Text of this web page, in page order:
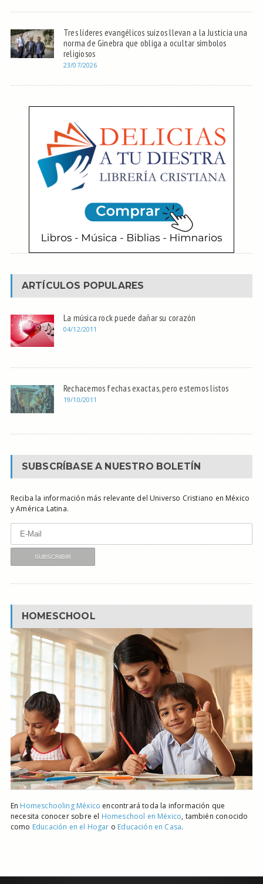
Tres líderes evangélicos suizos llevan a la Justicia una
norma de Ginebra que obliga a ocultar símbolos
religiosos
23/07/2026
ARTÍCULOS POPULARES
La música rock puede dañar su corazón
04/12/2011
Rechacemos fechas exactas, pero estemos listos
19/10/2011
SUBSCRÍBASE A NUESTRO BOLETÍN
Reciba la información más relevante del Universo Cristiano en México
y América Latina.
HOMESCHOOL
En Homeschooling México encontrará toda la información que
necesita conocer sobre el Homeschool en México, también conocido
como Educación en el Hogar o Educación en Casa.